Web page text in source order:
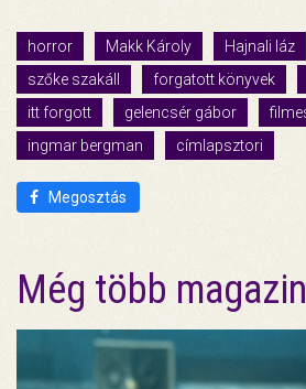
horror Makk Károly Hajnali láz
szőke szakáll
forgatott könyvek
itt forgott
gelencsér gábor
ingmar bergman
címlapsztori
Megosztás
Még több magazin